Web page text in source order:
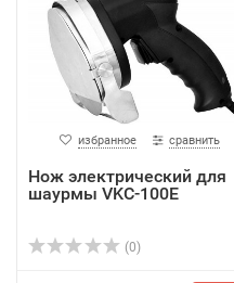
избранное сравнить
Нож электрический для
шаурмы VKC-100E
(0)